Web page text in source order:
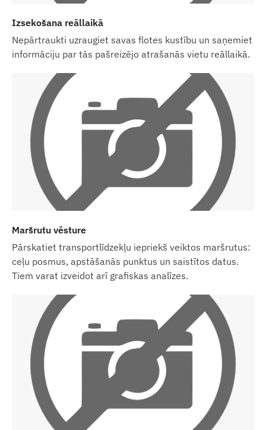
nepārtrauktu darbību – jums par pēdējo nekas
nebūs jādara.
papildus e-pasta paziņojumiem vēlaties izmantot
arī mūsu programmatūras SMS brīdinājuma
pakalpojumu, lūdzu, iegādājieties arī SMS kredītu
paku, kuru atradīsiet mūsu interneta veikalā pie
saistītajām precēm.
Ierīču apraksti un attēli tīmekļa vietnē ir balstīti uz
ražotāja publicēto informāciju, kas ne vienmēr ir
precīza vai bez kļūdām. Ražotājs patur tiesības bez
iepriekšēja brīdinājuma mainīt noteiktus produkta
atjaunināšana mūsu tīmekļa vietnē notiek pēc
izmaiņu konstatēšanas un izvērtēšanas.
Izsekošana reāllaikā
Nepārtraukti uzraugiet savas flotes kustību un saņemiet
informāciju par tās pašreizējo atrašanās vietu reāllaikā.
Maršrutu vēsture
Pārskatiet transportlīdzekļu iepriekš veiktos maršrutus:
ceļu posmus, apstāšanās punktus un saistītos datus.
Tiem varat izveidot arī grafiskas analīzes.